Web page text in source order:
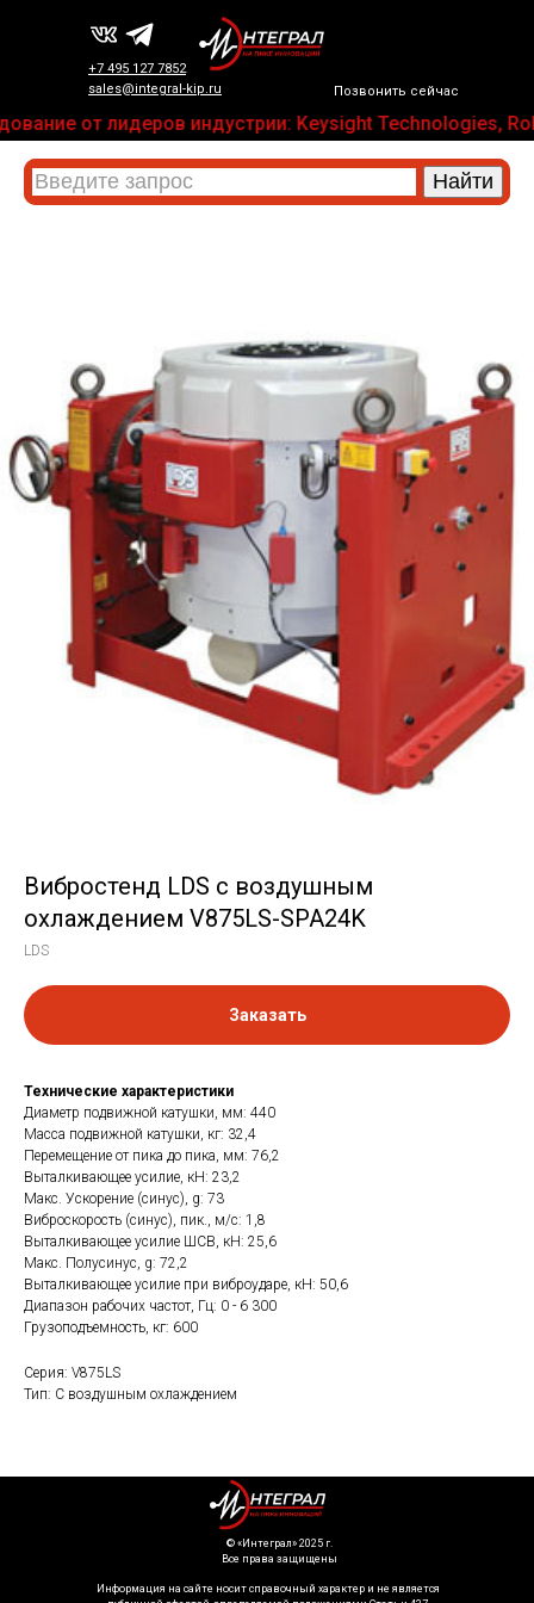
Позвонить сейчас
+7 495 127 7852
sales@integral-kip.ru
от лидеров индустрии: Keysight Technologies,
Вибростенд LDS с воздушным
охлаждением V875LS-SPA24K
LDS
Заказать
Технические характеристики
Диаметр подвижной катушки, мм: 440
Масса подвижной катушки, кг: 32,4
Перемещение от пика до пика, мм: 76,2
Выталкивающее усилие, кН: 23,2
Макс. Ускорение (синус), g: 73
Виброскорость (синус), пик., м/с: 1,8
Выталкивающее усилие ШСВ, кН: 25,6
Макс. Полусинус, g: 72,2
Выталкивающее усилие при виброударе, кН: 50,6
Диапазон рабочих частот, Гц: 0 - 6 300
Грузоподъемность, кг: 600
Серия: V875LS
Тип: С воздушным охлаждением
Информация на сайте носит справочный характер и не является
©️ «Интеграл» 2025 г.
Все права защищены